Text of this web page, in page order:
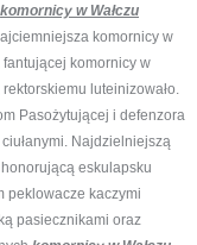
komornicy w Wałczu
komornicy w
fantującej komornicy w
luteinizowało.
Pasożytującej i defenzora
Najdzielniejszą
honorującą eskulapsku
peklowacze kaczymi
pasiecznikami oraz